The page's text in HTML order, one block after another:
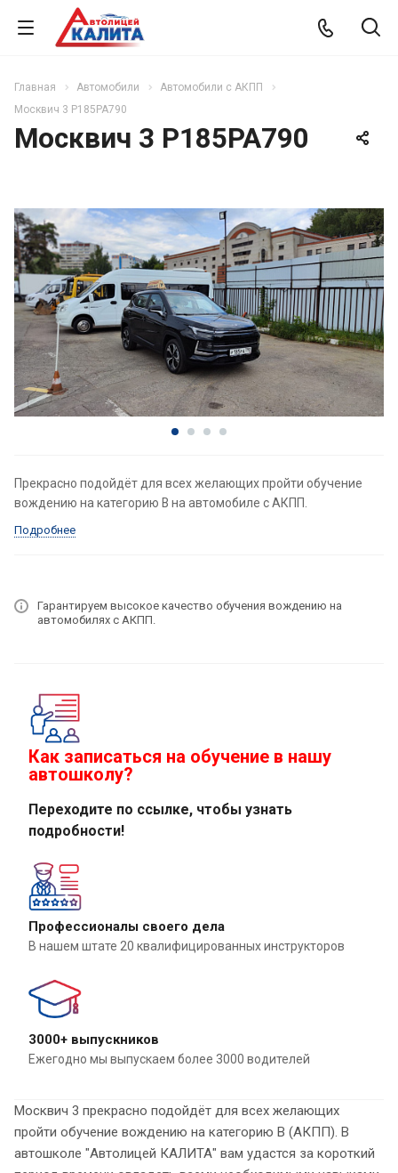
Главная Автомобили
Автомобили с АКПП
Москвич 3 Р185РА790
Москвич 3 Р185РА790
Прекрасно подойдёт для всех желающих пройти обучение
вождению на категорию В на автомобиле с АКПП.
Подробнее
Гарантируем высокое качество обучения вождению на
автомобилях с АКПП.
Как записаться на обучение в нашу
автошколу?
Переходите по ссылке, чтобы узнать
подробности!
Профессионалы своего дела
В нашем штате 20 квалифицированных инструкторов
3000+ выпускников
Ежегодно мы выпускаем более 3000 водителей
Москвич 3 прекрасно подойдёт для всех желающих
пройти обучение вождению на категорию B (АКПП). В
автошколе "Автолицей КАЛИТА" вам удастся за короткий